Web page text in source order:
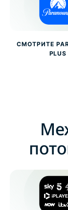
СМОТРИТЕ
PLUS